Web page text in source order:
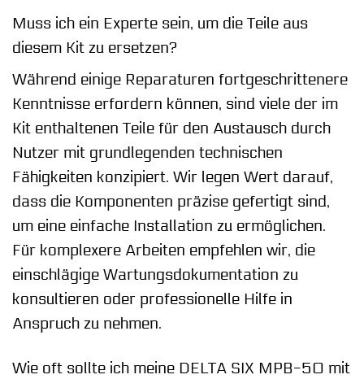
Muss ich ein Experte sein, um die Teile aus
diesem Kit zu ersetzen?
Während einige Reparaturen fortgeschrittenere
Kenntnisse erfordern können, sind viele der im
Kit enthaltenen Teile für den Austausch durch
Nutzer mit grundlegenden technischen
Fähigkeiten konzipiert. Wir legen Wert darauf,
dass die Komponenten präzise gefertigt sind,
um eine einfache Installation zu ermöglichen.
Für komplexere Arbeiten empfehlen wir, die
einschlägige Wartungsdokumentation zu
konsultieren oder professionelle Hilfe in
Anspruch zu nehmen.
Wie oft sollte ich meine DELTA SIX MPB-50 mit